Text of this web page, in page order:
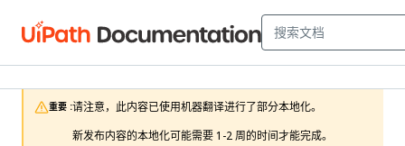
重要 :请注意，此内容已使用机器翻译进行了部分本地化。
新发布内容的本地化可能需要 1-2 周的时间才能完成。